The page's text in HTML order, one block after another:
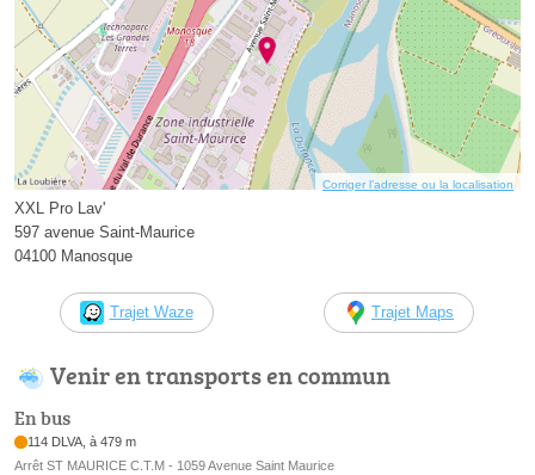
Corriger l’adresse ou la localisation
XXL Pro Lav'
597 avenue Saint-Maurice
04100 Manosque
Trajet Waze Trajet Maps
Venir en transports en commun
En bus
114 DLVA, à 479 m
Arrêt ST MAURICE C.T.M - 1059 Avenue Saint Maurice